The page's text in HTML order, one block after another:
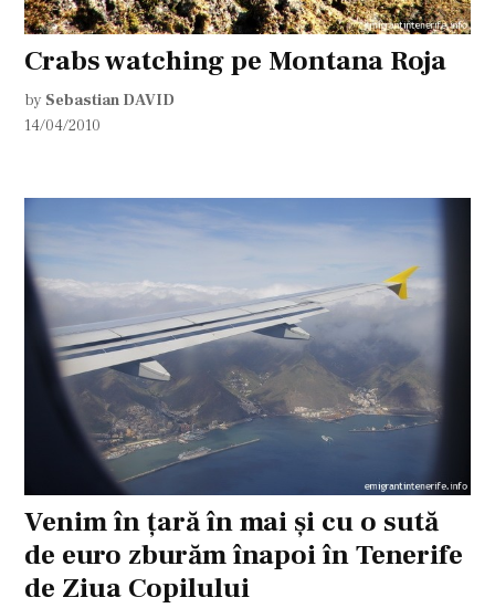
Crabs watching pe Montana Roja
by Sebastian DAVID
14/04/2010
Venim în ţară în mai şi cu o sută
de euro zburăm înapoi în Tenerife
de Ziua Copilului